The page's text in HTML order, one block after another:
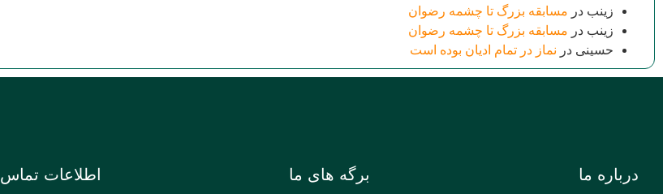
زینب در مسابقه بزرگ تا چشمه رضوان
زینب در مسابقه بزرگ تا چشمه رضوان
حسینی در نماز در تمام ادیان بوده است
درباره ما برگه های ما اطلاعات تماس